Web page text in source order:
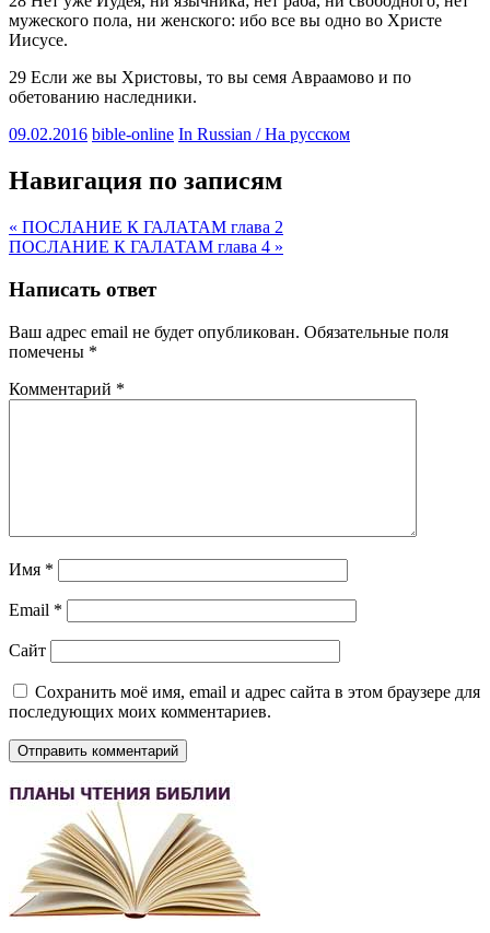
мужеского пола, ни женского: ибо все вы одно во Христе
Иисусе.
29 Если же вы Христовы, то вы семя Авраамово и по
обетованию наследники.
09.02.2016 bible-online In Russian / На русском
Навигация по записям
« ПОСЛАНИЕ К ГАЛАТАМ глава 2
ПОСЛАНИЕ К ГАЛАТАМ глава 4 »
Написать ответ
Ваш адрес email не будет опубликован. Обязательные поля
помечены *
Комментарий *
Имя *
Email *
Сайт
Сохранить моё имя, email и адрес сайта в этом браузере для
последующих моих комментариев.